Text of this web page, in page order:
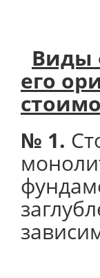
Виды
его
№ 1.